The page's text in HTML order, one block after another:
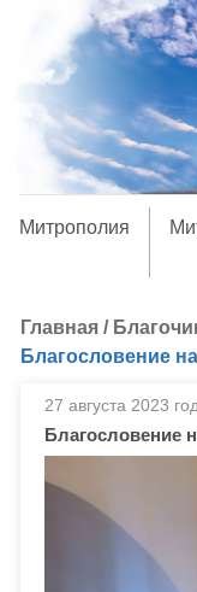
Митрополия
Главная /
Благословение
27 августа 2023
Благословение